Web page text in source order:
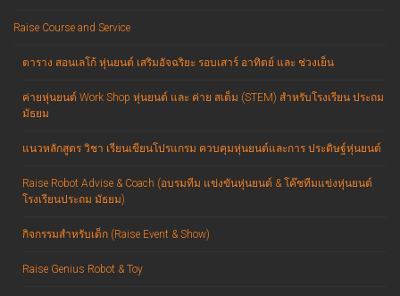
Raise Course and Service
ตาราง สอนเลโก้ หุ่นยนต์ เสริมอัจฉริยะ รอบเสาร์ อาทิตย์ และ ช่วงเย็น
ค่ายหุ่นยนต์ Work Shop หุ่นยนต์ และ ค่าย สเต็ม (STEM) สำหรับโรงเรียน ประถม
มัธยม
แนวหลักสูตร วิชา เรียนเขียนโปรแกรม ควบคุมหุ่นยนต์และการ ประดิษฐ์หุ่นยนต์
Raise Robot Advise & Coach (อบรมทีม แข่งขันหุ่นยนต์ & โค๊ชทีมแข่งหุ่นยนต์
โรงเรียนประถม มัธยม)
กิจกรรมสำหรับเด็ก (Raise Event & Show)
Raise Genius Robot & Toy